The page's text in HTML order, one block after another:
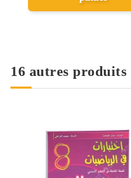
16 autres produits